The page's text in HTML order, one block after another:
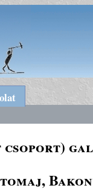
csoport)